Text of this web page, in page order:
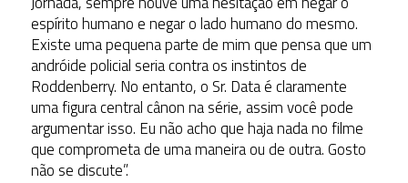
espírito humano e negar o lado humano do mesmo.
Existe uma pequena parte de mim que pensa que um
andróide policial seria contra os instintos de
Roddenberry. No entanto, o Sr. Data é claramente
uma figura central cânon na série, assim você pode
argumentar isso. Eu não acho que haja nada no filme
que comprometa de uma maneira ou de outra. Gosto
não se discute”.